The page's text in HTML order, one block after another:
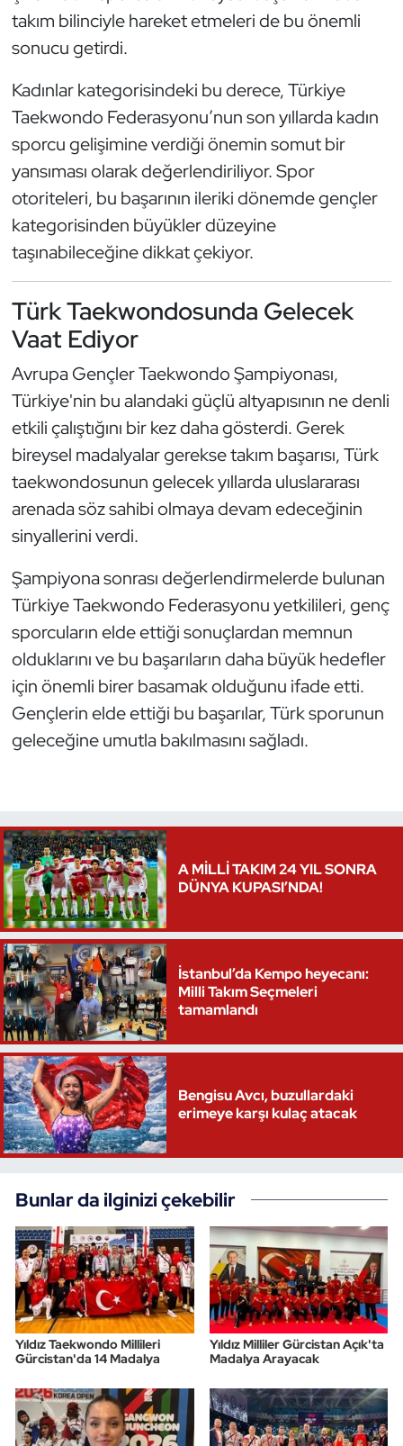
takım bilinciyle hareket etmeleri de bu önemli
sonucu getirdi.
Kadınlar kategorisindeki bu derece, Türkiye
Taekwondo Federasyonu’nun son yıllarda kadın
sporcu gelişimine verdiği önemin somut bir
yansıması olarak değerlendiriliyor. Spor
otoriteleri, bu başarının ileriki dönemde gençler
kategorisinden büyükler düzeyine
taşınabileceğine dikkat çekiyor.
Türk Taekwondosunda Gelecek
Vaat Ediyor
Avrupa Gençler Taekwondo Şampiyonası,
Türkiye'nin bu alandaki güçlü altyapısının ne denli
etkili çalıştığını bir kez daha gösterdi. Gerek
bireysel madalyalar gerekse takım başarısı, Türk
taekwondosunun gelecek yıllarda uluslararası
arenada söz sahibi olmaya devam edeceğinin
sinyallerini verdi.
Şampiyona sonrası değerlendirmelerde bulunan
Türkiye Taekwondo Federasyonu yetkilileri, genç
sporcuların elde ettiği sonuçlardan memnun
olduklarını ve bu başarıların daha büyük hedefler
için önemli birer basamak olduğunu ifade etti.
Gençlerin elde ettiği bu başarılar, Türk sporunun
geleceğine umutla bakılmasını sağladı.
A MİLLİ TAKIM 24 YIL SONRA
DÜNYA KUPASI’NDA!
İstanbul’da Kempo heyecanı:
Milli Takım Seçmeleri
tamamlandı
Bengisu Avcı, buzullardaki
erimeye karşı kulaç atacak
Bunlar da ilginizi çekebilir
Yıldız Taekwondo Millileri
Gürcistan'da 14 Madalya
Yıldız Milliler Gürcistan Açık'ta
Madalya Arayacak